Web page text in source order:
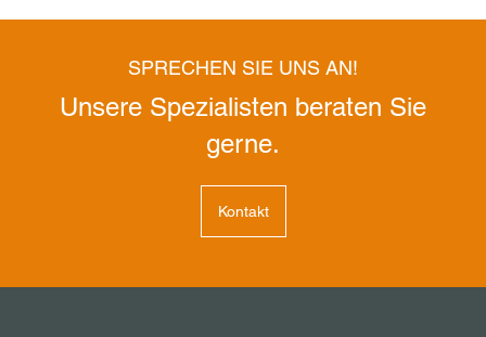
SPRECHEN SIE UNS AN!
Unsere Spezialisten beraten Sie
gerne.
Kontakt